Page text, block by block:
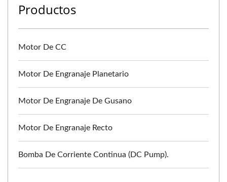
Productos
Motor De CC
Motor De Engranaje Planetario
Motor De Engranaje De Gusano
Motor De Engranaje Recto
Bomba De Corriente Continua (DC Pump).